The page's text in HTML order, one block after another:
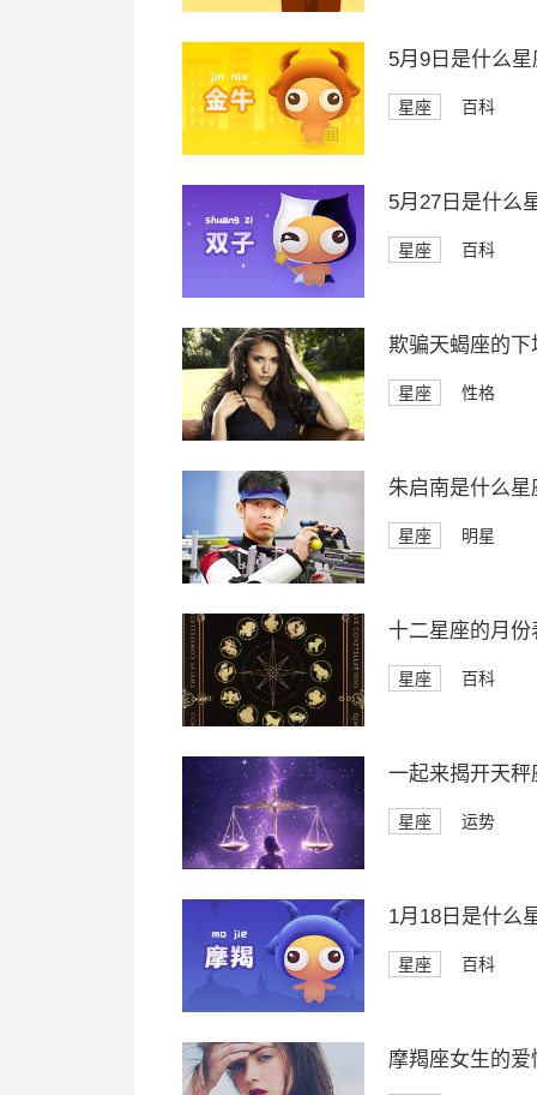
5月9日是什么星
星座 百科
5月27日是什么
星座 百科
欺骗天蝎座的下
星座 性格
朱启南是什么星
星座 明星
十二星座的月
星座 百科
一起来揭开天
星座 运势
1月18日是什么
星座 百科
摩羯座女生的爱